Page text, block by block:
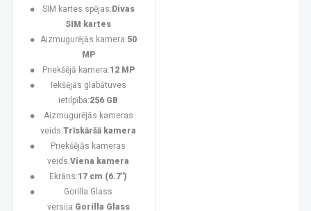
SIM kartes spējas: Divas
SIM kartes
Aizmugurējās kamera:50
MP
Priekšējā kamera:12 MP
Iekšējās glabātuves
ietilpība:256 GB
Aizmugurējās kameras
veids:Trīskāršā kamera
Priekšējās kameras
veids:Viena kamera
Ekrāns:17 cm (6.7")
Gorilla Glass
versija:Gorilla Glass